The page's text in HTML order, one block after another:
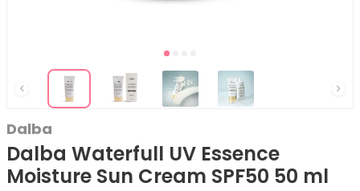
Dalba
Dalba Waterfull UV Essence
Moisture Sun Cream SPF50 50 ml